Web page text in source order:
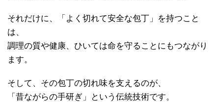
それだけに、「よく切れて安全な包丁」を持つこと
は、
調理の質や健康、ひいては命を守ることにもつながり
ます。
そして、その包丁の切れ味を支えるのが、
「昔ながらの手研ぎ」という伝統技術です。